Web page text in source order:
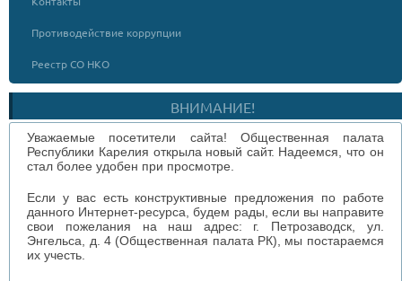
Противодействие коррупции
Реестр СО НКО
ВНИМАНИЕ!
Уважаемые посетители сайта! Общественная палата
Республики Карелия открыла новый сайт. Надеемся, что он
стал более удобен при просмотре.
Если у вас есть конструктивные предложения по работе
данного Интернет-ресурса, будем рады, если вы направите
свои пожелания на наш адрес: г. Петрозаводск, ул.
Энгельса, д. 4 (Общественная палата РК), мы постараемся
их учесть.